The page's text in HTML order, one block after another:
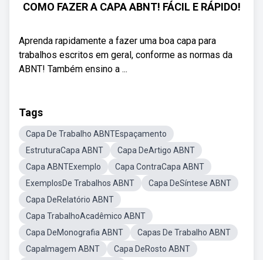
COMO FAZER A CAPA ABNT! FÁCIL E RÁPIDO!
Aprenda rapidamente a fazer uma boa capa para
trabalhos escritos em geral, conforme as normas da
ABNT! Também ensino a ...
Tags
Capa De Trabalho ABNTEspaçamento
EstruturaCapa ABNT
Capa DeArtigo ABNT
Capa ABNTExemplo
Capa ContraCapa ABNT
ExemplosDe Trabalhos ABNT
Capa DeSíntese ABNT
Capa DeRelatório ABNT
Capa TrabalhoAcadêmico ABNT
Capa DeMonografia ABNT
Capas De Trabalho ABNT
CapaImagem ABNT
Capa DeRosto ABNT